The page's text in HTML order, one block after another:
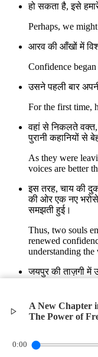
A New Chapter
The Power of
0:00
हो सकता है, इसे
Perhaps, we
आरव की आँखों में
Confidence
उसने पहली बार
For the first time,
वहां से निकलते
पुरानी कहानियों से
As they were
voices are better
इस तरह, चाय की
की ओर एक नए
समझती हुई।
Thus, two souls
renewed
understanding
जयपुर की ताज़गी में
In the freshness
of them.
Privacy Policy